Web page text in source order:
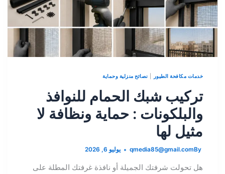
خدمات مكافحة الطيور نصائح منزلية وحماية
تركيب شبك الحمام للنوافذ
والبلكونات : حماية ونظافة لا
مثيل لها
By
qmedia85@gmail.com يوليو 6, 2026
هل تحولت شرفتك الجميلة أو نافذة غرفتك المطلة على